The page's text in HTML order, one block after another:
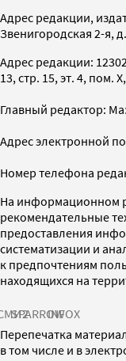
Адрес редакции,
Звенигородская 2-я,
Адрес редакции:
13, стр. 15, эт. 4, пом.
Главный редактор:
Адрес электронной
Номер телефона
На информационном
рекомендательные
предоставления
систематизации и
к предпочтениям
находящихся на
SPARROWINFOX
Перепечатка
в том числе и в